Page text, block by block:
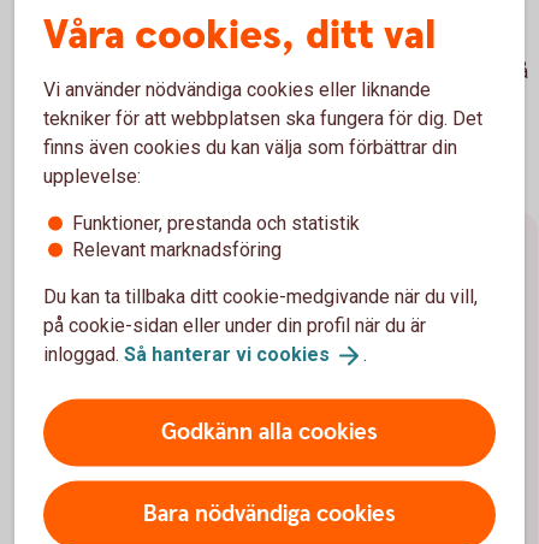
avkastning över tid och vill slippa bekymra dig över
börssvängningar och löptider kan så kallade varierande
räntefonder vara något för dig. Här väljer förvaltaren löptid på
placeringarna utifrån sin egen tro kring ränteutvecklingen
framöver.
Förräntningstakt, duration och
marknadsräntor
Förräntningstakt/avkastning
Förräntningstakten (Yield to maturity) visar den
avkastning som räntefonden skulle få 12 månader
framåt vid ett oförändrat ränteläge/oförändrade
marknadsräntor. Förräntningstakten uppdateras en
gång i månaden. I angivna förräntningstakter är alla
Våra cookies, ditt val
Vi använder nödvändiga cookies eller liknande
tekniker för att webbplatsen ska fungera för dig. Det
finns även cookies du kan välja som förbättrar din
upplevelse:
Funktioner, prestanda och statistik
Relevant marknadsföring
Du kan ta tillbaka ditt cookie-medgivande när du vill,
på cookie-sidan eller under din profil när du är
inloggad. Så hanterar vi cookies .
Godkänn alla cookies
Bara nödvändiga cookies